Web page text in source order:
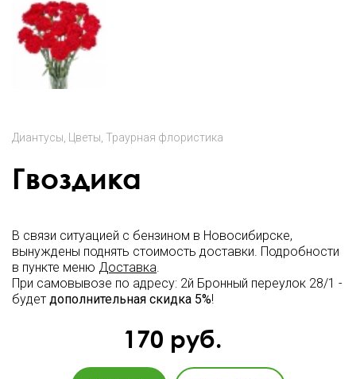
Диантусы Цветы Траурная флористика
Гвоздика
В связи ситуацией с бензином в Новосибирске,
вынуждены поднять стоимость доставки. Подробности
в пункте меню Доставка.
При самовывозе по адресу: 2й Бронный переулок 28/1 -
будет дополнительная скидка 5%!
170 руб.